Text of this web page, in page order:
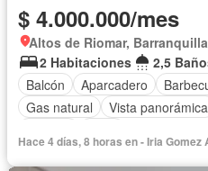
$ 4.000.000/mes
Altos de Riomar, Barranquilla
2 Habitaciones
2,5
Balcón
Aparcadero
Gas natural
Vista panorámica
Hace 4 días, 8 horas en - Iria Gomez